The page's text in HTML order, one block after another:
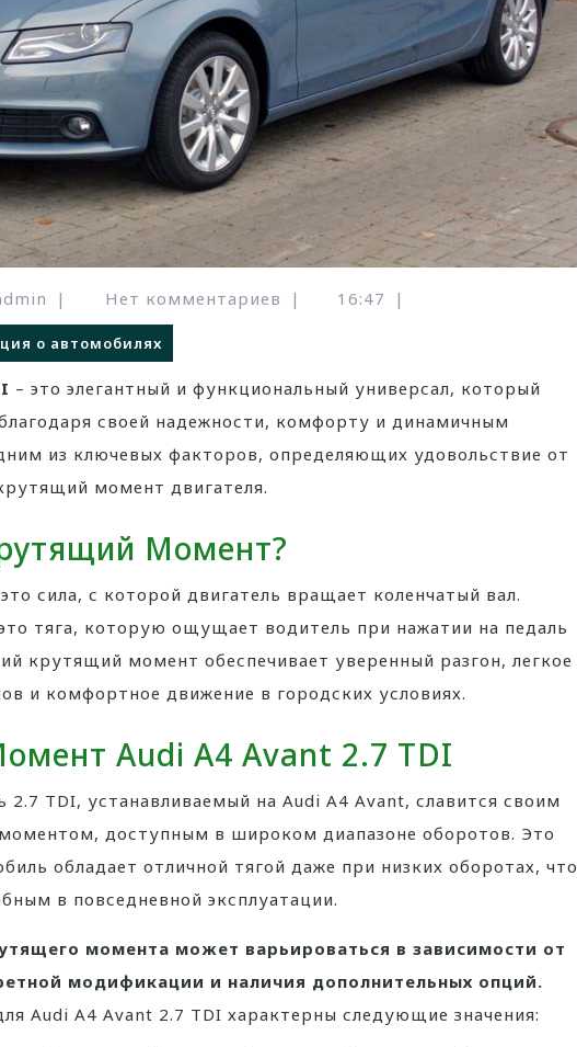
| Нет комментариев | 16:47 |
о автомобилях
– это элегантный и функциональный универсал, который
своей надежности, комфорту и динамичным
из ключевых факторов, определяющих удовольствие от
момент двигателя.
Момент?
сила, с которой двигатель вращает коленчатый вал.
тяга, которую ощущает водитель при нажатии на педаль
крутящий момент обеспечивает уверенный разгон, легкое
и комфортное движение в городских условиях.
Audi A4 Avant 2.7 TDI
2.7 TDI, устанавливаемый на Audi A4 Avant, славится своим
доступным в широком диапазоне оборотов. Это
обладает отличной тягой даже при низких оборотах, что
в повседневной эксплуатации.
момента может варьироваться в зависимости от
модификации и наличия дополнительных опций.
Audi A4 Avant 2.7 TDI характерны следующие значения: